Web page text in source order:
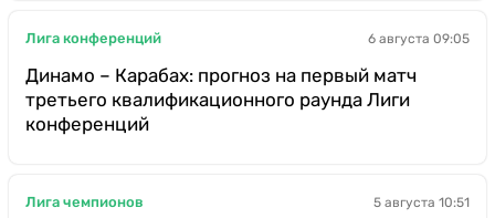
Лига конференций 6 августа 09:05
Динамо – Карабах: прогноз на первый матч
третьего квалификационного раунда Лиги
конференций
Лига чемпионов 5 августа 10:51